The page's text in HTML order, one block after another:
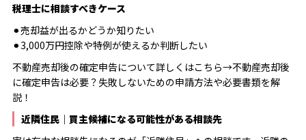
税理士に相談すべきケース
⚫︎売却益が出るかどうか知りたい
⚫︎3,000万円控除や特例が使えるか判断したい
不動産売却後の確定申告について詳しくはこちら→不動産売却後
に確定申告は必要？失敗しないための申請方法や必要書類を解
説！
近隣住民｜買主候補になる可能性がある相談先